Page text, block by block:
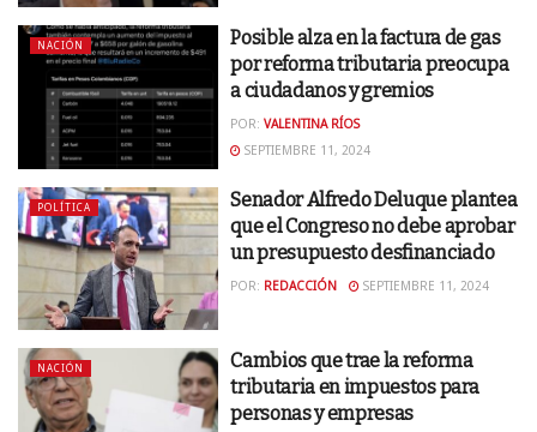
NACIÓN
Posible alza en la factura de gas
por reforma tributaria preocupa
a ciudadanos y gremios
POR: VALENTINA RÍOS
SEPTIEMBRE 11, 2024
POLÍTICA
Senador Alfredo Deluque plantea
que el Congreso no debe aprobar
un presupuesto desfinanciado
POR: REDACCIÓN SEPTIEMBRE 11, 2024
NACIÓN
Cambios que trae la reforma
tributaria en impuestos para
personas y empresas